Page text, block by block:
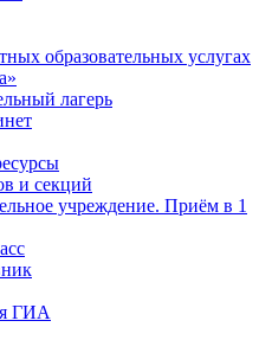
образовательных услугах
лагерь
и секций
учреждение. Приём в 1
ГИА